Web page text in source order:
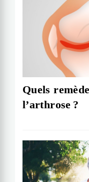
Quels
l’arthrose ?